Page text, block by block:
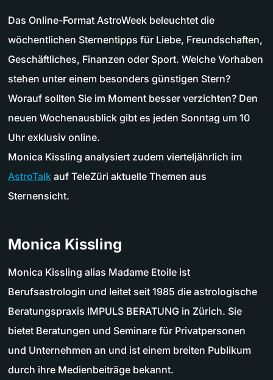
Das Online-Format AstroWeek beleuchtet die
wöchentlichen Sternentipps für Liebe, Freundschaften,
Geschäftliches, Finanzen oder Sport. Welche Vorhaben
stehen unter einem besonders günstigen Stern?
Worauf sollten Sie im Moment besser verzichten? Den
neuen Wochenausblick gibt es jeden Sonntag um 10
Uhr exklusiv online.
Monica Kissling analysiert zudem vierteljährlich im
AstroTalk auf TeleZüri aktuelle Themen aus
Sternensicht.
Monica Kissling
Monica Kissling alias Madame Etoile ist
Berufsastrologin und leitet seit 1985 die astrologische
Beratungspraxis IMPULS BERATUNG in Zürich. Sie
bietet Beratungen und Seminare für Privatpersonen
und Unternehmen an und ist einem breiten Publikum
durch ihre Medienbeiträge bekannt.